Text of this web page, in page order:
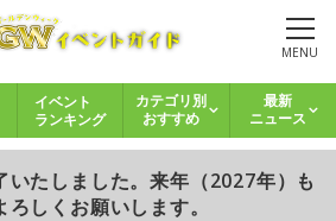
MENU
イベント
ランキング
カテゴリ別
おすすめ
最新
ニュース
いたしました。来年（2027年）も
ろしくお願いします。